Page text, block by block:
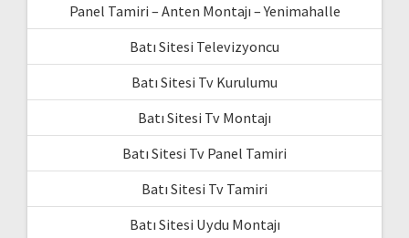
Panel Tamiri – Anten Montajı – Yenimahalle
Batı Sitesi Televizyoncu
Batı Sitesi Tv Kurulumu
Batı Sitesi Tv Montajı
Batı Sitesi Tv Panel Tamiri
Batı Sitesi Tv Tamiri
Batı Sitesi Uydu Montajı